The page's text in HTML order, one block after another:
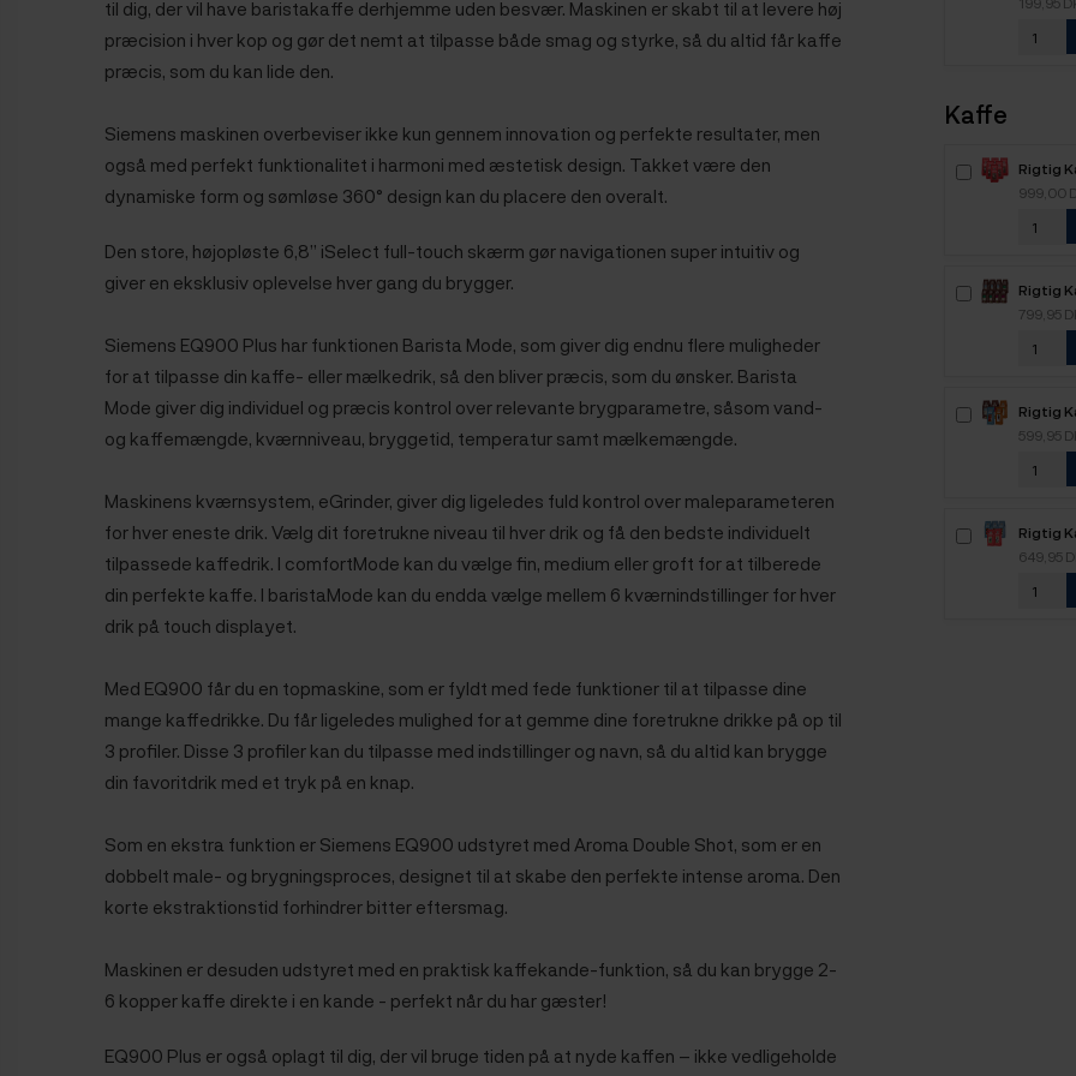
til dig, der vil have baristakaffe derhjemme uden besvær. Maskinen er skabt til at levere høj
præcision i hver kop og gør det nemt at tilpasse både smag og styrke, så du altid får kaffe
præcis, som du kan lide den.
Siemens maskinen overbeviser ikke kun gennem innovation og perfekte resultater, men
også med perfekt funktionalitet i harmoni med æstetisk design. Takket være den
dynamiske form og sømløse 360° design kan du placere den overalt.
Den store, højopløste 6,8” iSelect full-touch skærm gør navigationen super intuitiv og
giver en eksklusiv oplevelse hver gang du brygger.
Siemens EQ900 Plus har funktionen Barista Mode, som giver dig endnu flere muligheder
for at tilpasse din kaffe- eller mælkedrik, så den bliver præcis, som du ønsker. Barista
Mode giver dig individuel og præcis kontrol over relevante brygparametre, såsom vand-
og kaffemængde, kværnniveau, bryggetid, temperatur samt mælkemængde.
Maskinens kværnsystem, eGrinder, giver dig ligeledes fuld kontrol over maleparameteren
for hver eneste drik. Vælg dit foretrukne niveau til hver drik og få den bedste individuelt
tilpassede kaffedrik. I comfortMode kan du vælge fin, medium eller groft for at tilberede
din perfekte kaffe. I baristaMode kan du endda vælge mellem 6 kværnindstillinger for hver
drik på touch displayet.
Med EQ900 får du en topmaskine, som er fyldt med fede funktioner til at tilpasse dine
mange kaffedrikke. Du får ligeledes mulighed for at gemme dine foretrukne drikke på op til
3 profiler. Disse 3 profiler kan du tilpasse med indstillinger og navn, så du altid kan brygge
din favoritdrik med et tryk på en knap.
Som en ekstra funktion er Siemens EQ900 udstyret med Aroma Double Shot, som er en
dobbelt male- og brygningsproces, designet til at skabe den perfekte intense aroma. Den
korte ekstraktionstid forhindrer bitter eftersmag.
Maskinen er desuden udstyret med en praktisk kaffekande-funktion, så du kan brygge 2-
6 kopper kaffe direkte i en kande - perfekt når du har gæster!
EQ900 Plus er også oplagt til dig, der vil bruge tiden på at nyde kaffen – ikke vedligeholde
Kaffe
Rigtig
Intenso
999,00
Rigtig
799,95
Rigtig
2,1kg
599,95
Rigtig
2,5kg
649,95